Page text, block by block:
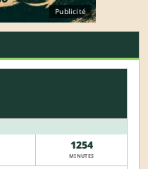
Publicité
1254
MINUTES